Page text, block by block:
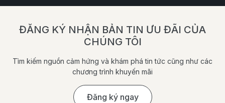
ĐĂNG KÝ NHẬN BẢN TIN ƯU ĐÃI CỦA
CHÚNG TÔI
Tìm kiếm nguồn cảm hứng và khám phá tin tức cũng như các
chương trình khuyến mãi
Đăng ký ngay